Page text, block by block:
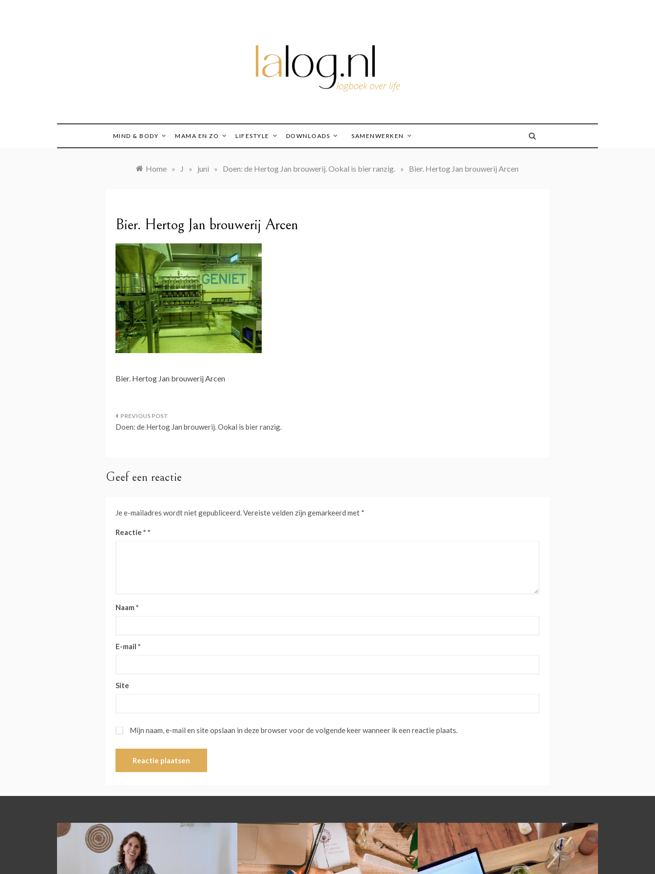
MIND & BODY MAMA EN ZO LIFESTYLE DOWNLOADS SAMENWERKEN
Home » J » juni » Doen: de Hertog Jan brouwerij. Ookal is bier ranzig. » Bier. Hertog Jan brouwerij Arcen
Bier. Hertog Jan brouwerij Arcen
Bier. Hertog Jan brouwerij Arcen
Bericht
Doen: de Hertog Jan brouwerij. Ookal is bier ranzig.
Geef een reactie
Je e-mailadres wordt niet gepubliceerd.Vereiste velden zijn gemarkeerd met *
Reactie *
Naam *
E-mail *
Site
Mijn naam, e-mail en site opslaan in deze browser voor de volgende keer wanneer ik een reactie plaats.